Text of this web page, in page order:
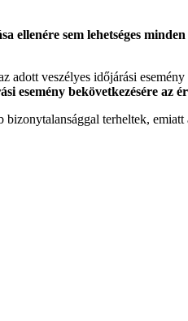
sem lehetséges
veszélyes időjárási
esemény bekövetkezésére az
terheltek,